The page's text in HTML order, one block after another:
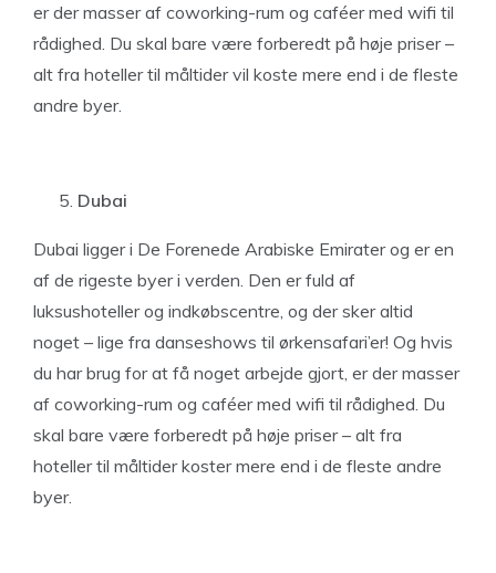
er der masser af coworking-rum og caféer med wifi til
rådighed. Du skal bare være forberedt på høje priser –
alt fra hoteller til måltider vil koste mere end i de fleste
andre byer.
Dubai
Dubai ligger i De Forenede Arabiske Emirater og er en
af de rigeste byer i verden. Den er fuld af
luksushoteller og indkøbscentre, og der sker altid
noget – lige fra danseshows til ørkensafari’er! Og hvis
du har brug for at få noget arbejde gjort, er der masser
af coworking-rum og caféer med wifi til rådighed. Du
skal bare være forberedt på høje priser – alt fra
hoteller til måltider koster mere end i de fleste andre
byer.